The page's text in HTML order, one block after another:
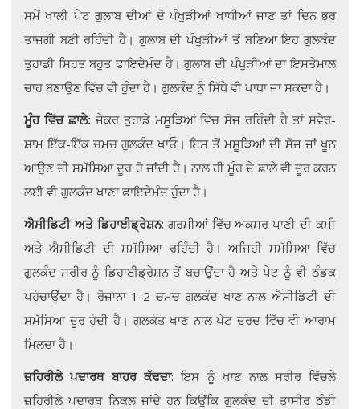
ਸਮੇਂ ਖਾਲੀ ਪੇਟ ਗੁਲਾਬ ਦੀਆਂ ਦੋ ਪੰਖੁੜੀਆਂ ਖਾਧੀਆਂ ਜਾਣ ਤਾਂ ਦਿਨ ਭਰ
ਤਾਜ਼ਗੀ ਬਣੀ ਰਹਿੰਦੀ ਹੈ। ਗੁਲਾਬ ਦੀ ਪੰਖੁੜੀਆਂ ਤੋਂ ਬਣਿਆ ਇਹ ਗੁਲਕੰਦ
ਤੁਹਾਡੀ ਸਿਹਤ ਬਹੁਤ ਫਾਇਦੇਮੰਦ ਹੈ। ਗੁਲਾਬ ਦੀ ਪੰਖੁੜੀਆਂ ਦਾ ਇਸਤੇਮਾਲ
ਚਾਹ ਬਣਾਉਣ ਵਿੱਚ ਵੀ ਹੁੰਦਾ ਹੈ। ਗੁਲਕੰਦ ਨੂੰ ਸਿੱਧੇ ਵੀ ਖਾਧਾ ਜਾ ਸਕਦਾ ਹੈ।
ਮੂੰਹ ਵਿੱਚ ਛਾਲੇ:ਜੇਕਰ ਤੁਹਾਡੇ ਮਸੂੜਿਆਂ ਵਿੱਚ ਸੋਜ ਰਹਿੰਦੀ ਹੈ ਤਾਂ ਸਵੇਰ-
ਸ਼ਾਮ ਇੱਕ-ਇੱਕ ਚਮਚ ਗੁਲਕੰਦ ਖਾਓ। ਇਸ ਤੋਂ ਮਸੂੜਿਆਂ ਦੀ ਸੋਜ ਜਾਂ ਖੂਨ
ਆਉਣ ਦੀ ਸਮੱਸਿਆ ਦੂਰ ਹੋ ਜਾਂਦੀ ਹੈ। ਨਾਲ ਹੀ ਮੂੰਹ ਦੇ ਛਾਲੇ ਵੀ ਦੂਰ ਕਰਨ
ਲਈ ਵੀ ਗੁਲਕੰਦ ਖਾਣਾ ਫਾਇਦੇਮੰਦ ਹੁੰਦਾ ਹੈ।
ਐਸੀਡਿਟੀ ਅਤੇ ਡਿਹਾਈਡ੍ਰੇਸ਼ਨ: ਗਰਮੀਆਂ ਵਿੱਚ ਅਕਸਰ ਪਾਣੀ ਦੀ ਕਮੀ
ਅਤੇ ਐਸੀਡਿਟੀ ਦੀ ਸਮੱਸਿਆ ਰਹਿੰਦੀ ਹੈ। ਅਜਿਹੀ ਸਮੱਸਿਆ ਵਿੱਚ
ਗੁਲਕੰਦ ਸਰੀਰ ਨੂੰ ਡਿਹਾਈਡ੍ਰੇਸ਼ਨ ਤੋਂ ਬਚਾਉਂਦਾ ਹੈ ਅਤੇ ਪੇਟ ਨੂੰ ਵੀ ਠੰਡਕ
ਪਹੁੰਚਾਉਂਦਾ ਹੈ। ਰੋਜ਼ਾਨਾ 1-2 ਚਮਚ ਗੁਲਕੰਦ ਖਾਣ ਨਾਲ ਐਸੀਡਿਟੀ ਦੀ
ਸਮੱਸਿਆ ਦੂਰ ਹੁੰਦੀ ਹੈ। ਗੁਲਕੰਤ ਖਾਣ ਨਾਲ ਪੇਟ ਦਰਦ ਵਿੱਚ ਵੀ ਆਰਾਮ
ਮਿਲਦਾ ਹੈ।
ਜ਼ਹਿਰੀਲੇ ਪਦਾਰਥ ਬਾਹਰ ਕੱਢਦਾ: ਇਸ ਨੂੰ ਖਾਣ ਨਾਲ ਸਰੀਰ ਵਿੱਚਲੇ
ਜ਼ਹਿਰੀਲੇ ਪਦਾਰਥ ਨਿਕਲ ਜਾਂਦੇ ਹਨ ਕਿਉਂਕਿ ਗੁਲਕੰਦ ਦੀ ਤਾਸੀਰ ਠੰਡੀ